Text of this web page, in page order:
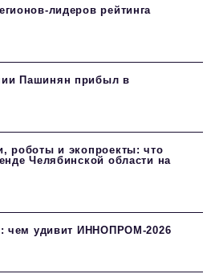
лидеров рейтинга
Пашинян прибыл в
роботы и экопроекты: что
Челябинской области на
чем удивит ИННОПРОМ‑2026